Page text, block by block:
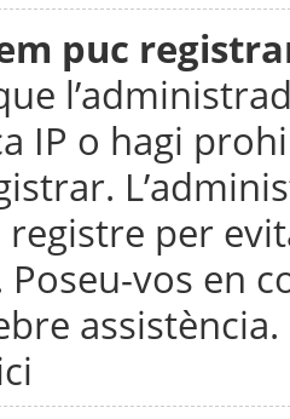
puc
IP o hagi
per
Poseu-vos en
assistència.